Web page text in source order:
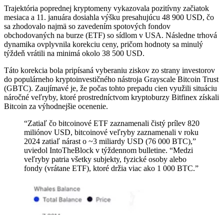
Trajektória poprednej kryptomeny vykazovala pozitívny začiatok
mesiaca a 11. januára dosiahla výšku presahujúcu 48 900 USD, čo
sa zhodovalo najmä so zavedením spotových fondov
obchodovaných na burze (ETF) so sídlom v USA. Následne trhová
dynamika ovplyvnila korekciu ceny, pričom hodnoty sa minulý
týždeň vrátili na minimá okolo 38 500 USD.
Táto korekcia bola pripísaná vyberaniu ziskov zo strany investorov
do populárneho kryptoinvestičného nástroja Grayscale Bitcoin Trust
(GBTC). Zaujímavé je, že počas tohto prepadu cien využili situáciu
náročné veľryby, ktoré prostredníctvom kryptoburzy Bitfinex získali
Bitcoin za výhodnejšie ocenenie.
“Zatiaľ čo bitcoinové ETF zaznamenali čistý prílev 820
miliónov USD, bitcoinové veľryby zaznamenali v roku
2024 zatiaľ nárast o ~3 miliardy USD (76 000 BTC),”
uviedol IntoTheBlock v týždennom bulletine. “Medzi
veľryby patria všetky subjekty, fyzické osoby alebo
fondy (vrátane ETF), ktoré držia viac ako 1 000 BTC.”